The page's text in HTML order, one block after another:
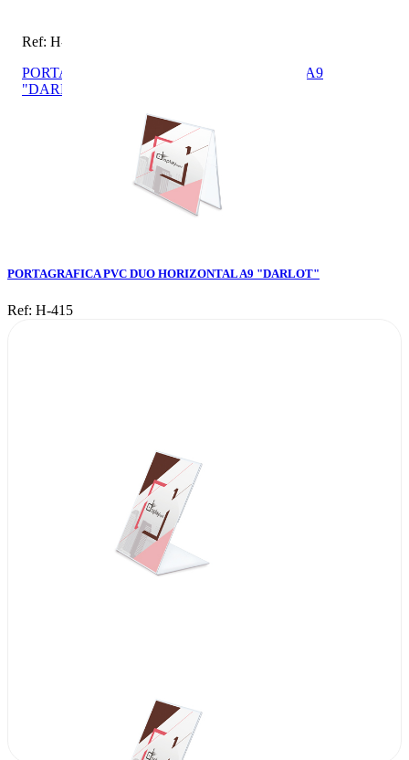
Ref: H-415
PORTAGRAFICA PVC DUO HORIZONTAL A9
"DARLOT"
PORTAGRAFICA PVC DUO HORIZONTAL A9 "DARLOT"
Ref: H-415